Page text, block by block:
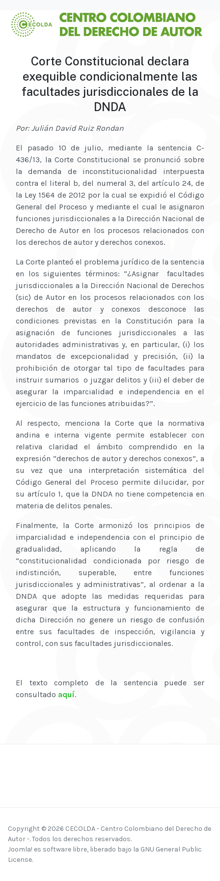
Corte Constitucional declara
exequible condicionalmente las
facultades jurisdiccionales de la
DNDA
Por: Julián David Ruiz Rondan
El pasado 10 de julio, mediante la sentencia C-
436/13, la Corte Constitucional se pronunció sobre
la demanda de inconstitucionalidad interpuesta
contra el literal b, del numeral 3, del artículo 24, de
la Ley 1564 de 2012 por la cual se expidió el Código
General del Proceso y mediante el cual le asignaron
funciones jurisdiccionales a la Dirección Nacional de
Derecho de Autor en los procesos relacionados con
los derechos de autor y derechos conexos.
La Corte planteó el problema jurídico de la sentencia
en los siguientes términos: “¿Asignar facultades
jurisdiccionales a la Dirección Nacional de Derechos
(sic) de Autor en los procesos relacionados con los
derechos de autor y conexos desconoce las
condiciones previstas en la Constitución para la
asignación de funciones jurisdiccionales a las
autoridades administrativas y, en particular, (i) los
mandatos de excepcionalidad y precisión, (ii) la
prohibición de otorgar tal tipo de facultades para
instruir sumarios o juzgar delitos y (iii) el deber de
asegurar la imparcialidad e independencia en el
ejercicio de las funciones atribuidas?”.
Al respecto, menciona la Corte que la normativa
andina e interna vigente permite establecer con
relativa claridad el ámbito comprendido en la
expresión “derechos de autor y derechos conexos”, a
su vez que una interpretación sistemática del
Código General del Proceso permite dilucidar, por
su artículo 1, que la DNDA no tiene competencia en
materia de delitos penales.
Finalmente, la Corte armonizó los principios de
imparcialidad e independencia con el principio de
gradualidad, aplicando la regla de
“constitucionalidad condicionada por riesgo de
indistinción, superable, entre funciones
jurisdiccionales y administrativas”, al ordenar a la
DNDA que adopte las medidas requeridas para
asegurar que la estructura y funcionamiento de
dicha Dirección no genere un riesgo de confusión
entre sus facultades de inspección, vigilancia y
control, con sus facultades jurisdiccionales.
El texto completo de la sentencia puede ser
consultado aquí.
Copyright © 2026 CECOLDA - Centro Colombiano del Derecho de
Autor -. Todos los derechos reservados.
Joomla! es software libre, liberado bajo la GNU General Public
License.